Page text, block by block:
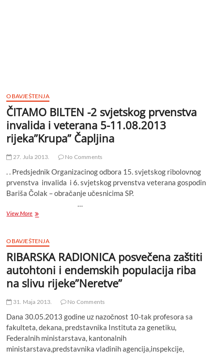
OBAVJEŠTENJA
ČITAMO BILTEN -2 svjetskog prvenstva
invalida i veterana 5-11.08.2013
rijeka”Krupa” Čapljina
27. Jula 2013. No Comments
. . Predsjednik Organizacinog odbora 15. svjetskog ribolovnog
prvenstva invalida i 6. svjetskog prvenstva veterana gospodin
Bariša Čolak – obračanje učesnicima SP.
…
View MoreČITAMO
svjetskog
prvenstva
invalida
veterana
5-
11.08.2013
rijeka”Krupa”
OBAVJEŠTENJA
RIBARSKA RADIONICA posvečena zaštiti
autohtoni i endemskih populacija riba
na slivu rijeke”Neretve”
31. Maja 2013. No Comments
Dana 30.05.2013 godine uz nazočnost 10-tak profesora sa
fakulteta, dekana, predstavnika Instituta za genetiku,
Federalnih ministarstava, kantonalnih
ministarstava,predstavnika vladinih agencija,inspekcije,